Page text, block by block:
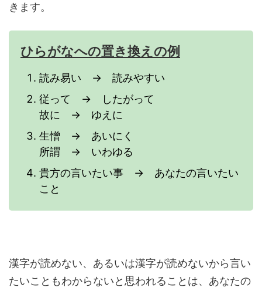
きます。
ひらがなへの置き換えの例
読み易い → 読みやすい
従って → したがって
故に → ゆえに
生憎 → あいにく
所謂 → いわゆる
貴方の言いたい事 → あなたの言いたい
こと
漢字が読めない、あるいは漢字が読めないから言い
たいこともわからないと思われることは、あなたの